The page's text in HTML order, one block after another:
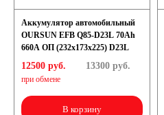
Аккумулятор автомобильный
OURSUN EFB Q85-D23L 70Ah
660A ОП (232х173х225) D23L
12500 руб.
при обмене
13300руб.
В корзину